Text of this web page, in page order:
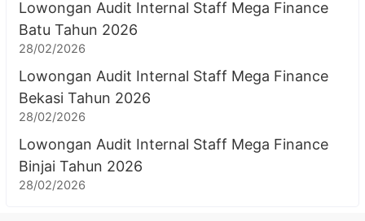
Lowongan Audit Internal Staff Mega Finance
Batu Tahun 2026
28/02/2026
Lowongan Audit Internal Staff Mega Finance
Bekasi Tahun 2026
28/02/2026
Lowongan Audit Internal Staff Mega Finance
Binjai Tahun 2026
28/02/2026